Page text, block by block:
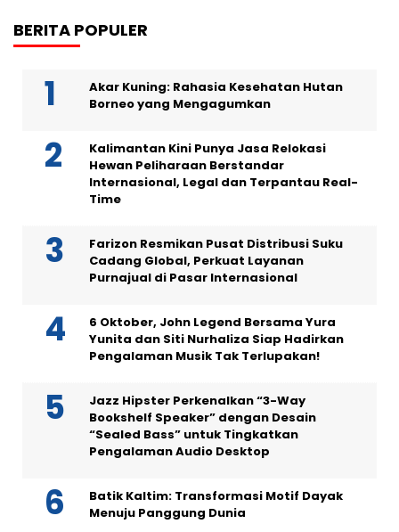
BERITA POPULER
Akar Kuning: Rahasia Kesehatan Hutan
Borneo yang Mengagumkan
Kalimantan Kini Punya Jasa Relokasi
Hewan Peliharaan Berstandar
Internasional, Legal dan Terpantau Real-
Time
Farizon Resmikan Pusat Distribusi Suku
Cadang Global, Perkuat Layanan
Purnajual di Pasar Internasional
6 Oktober, John Legend Bersama Yura
Yunita dan Siti Nurhaliza Siap Hadirkan
Pengalaman Musik Tak Terlupakan!
Jazz Hipster Perkenalkan “3-Way
Bookshelf Speaker” dengan Desain
“Sealed Bass” untuk Tingkatkan
Pengalaman Audio Desktop
Batik Kaltim: Transformasi Motif Dayak
Menuju Panggung Dunia